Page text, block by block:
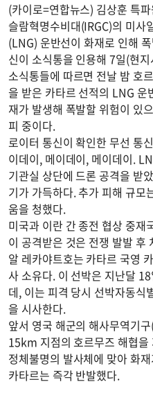
(카이로=연합뉴스) 김상훈 특
슬람혁명수비대(IRGC)의 미사
(LNG) 운반선이 화재로 인해
신이 소식통을 인용해 7일(현
소식통들에 따르면 전날 밤 호
을 받은 카타르 선적의 LNG
재가 발생해 폭발할 위험이 있
피 중이다.
로이터 통신이 확인한 무선 통
이데이, 메이데이, 메이데이.
기관실 상단에 드론 공격을 받
기가 가득하다. 추가 피해 규
움을 청했다.
미국과 이란 간 종전 협상 중재
이 공격받은 것은 전쟁 발발 후
알 레카야트호는 카타르 국영
사 소유다. 이 선박은 지난달
데, 이는 피격 당시 선박자동식
을 시사한다.
앞서 영국 해군의 해사무역기
15km 지점의 호르무즈 해협
정체불명의 발사체에 맞아 화
카타르는 즉각 반발했다.